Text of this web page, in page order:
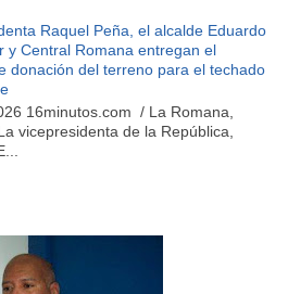
Raquel Peña, el alcalde Eduardo
y Central Romana entregan el
donación del terreno para el techado
16minutos.com / La Romana,
vicepresidenta de la República,